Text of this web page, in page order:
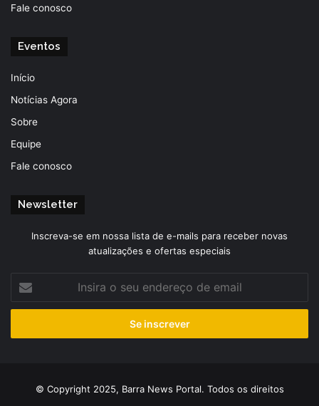
Fale conosco
Eventos
Início
Notícias Agora
Sobre
Equipe
Fale conosco
Newsletter
Inscreva-se em nossa lista de e-mails para receber novas
atualizações e ofertas especiais
seu
de
© Copyright 2025, Barra News Portal. Todos os direitos